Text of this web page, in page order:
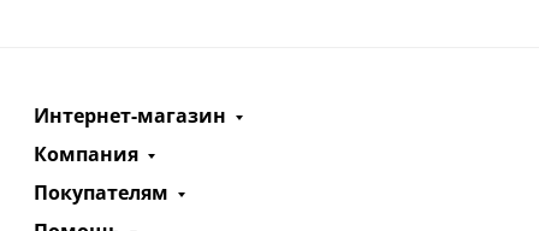
Интернет-магазин
Компания
Покупателям